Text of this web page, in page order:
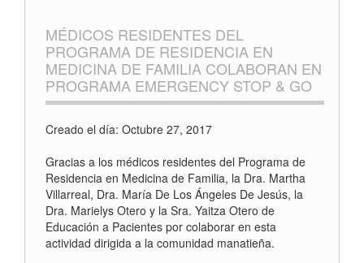
contentMÉDICOS RESIDENTES DEL
PROGRAMA DE RESIDENCIA EN
MEDICINA DE FAMILIA COLABORAN EN
PROGRAMA EMERGENCY STOP & GO
Creado el día: Octubre 27, 2017
Gracias a los médicos residentes del Programa de
Residencia en Medicina de Familia, la Dra. Martha
Villarreal, Dra. María De Los Ángeles De Jesús, la
Dra. Marielys Otero y la Sra. Yaitza Otero de
Educación a Pacientes por colaborar en esta
actividad dirigida a la comunidad manatieña.